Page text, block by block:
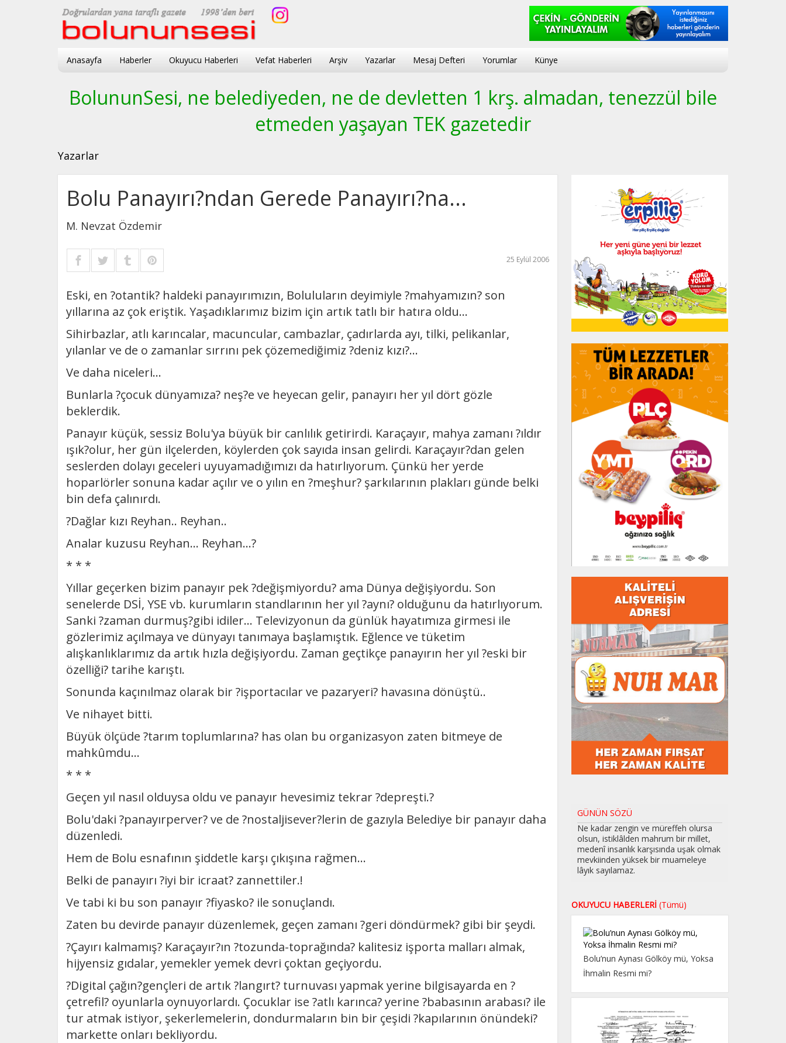
Anasayfa Haberler Okuyucu Haberleri Vefat Haberleri Arşiv Yazarlar Mesaj Defteri Yorumlar Künye
BolununSesi, ne belediyeden, ne de devletten 1 krş. almadan, tenezzül bile
etmeden yaşayan TEK gazetedir
Yazarlar
Bolu Panayırı?ndan Gerede Panayırı?na...
M. Nevzat Özdemir
25 Eylül 2006
Eski, en ?otantik? haldeki panayırımızın, Boluluların deyimiyle ?mahyamızın? son
yıllarına az çok eriştik. Yaşadıklarımız bizim için artık tatlı bir hatıra oldu...
Sihirbazlar, atlı karıncalar, macuncular, cambazlar, çadırlarda ayı, tilki, pelikanlar,
yılanlar ve de o zamanlar sırrını pek çözemediğimiz ?deniz kızı?...
Ve daha niceleri...
Bunlarla ?çocuk dünyamıza? neş?e ve heyecan gelir, panayırı her yıl dört gözle
beklerdik.
Panayır küçük, sessiz Bolu'ya büyük bir canlılık getirirdi. Karaçayır, mahya zamanı ?ıldır
ışık?olur, her gün ilçelerden, köylerden çok sayıda insan gelirdi. Karaçayır?dan gelen
seslerden dolayı geceleri uyuyamadığımızı da hatırlıyorum. Çünkü her yerde
hoparlörler sonuna kadar açılır ve o yılın en ?meşhur? şarkılarının plakları günde belki
bin defa çalınırdı.
?Dağlar kızı Reyhan.. Reyhan..
Analar kuzusu Reyhan... Reyhan...?
* * *
Yıllar geçerken bizim panayır pek ?değişmiyordu? ama Dünya değişiyordu. Son
senelerde DSİ, YSE vb. kurumların standlarının her yıl ?aynı? olduğunu da hatırlıyorum.
Sanki ?zaman durmuş?gibi idiler... Televizyonun da günlük hayatımıza girmesi ile
gözlerimiz açılmaya ve dünyayı tanımaya başlamıştık. Eğlence ve tüketim
alışkanlıklarımız da artık hızla değişiyordu. Zaman geçtikçe panayırın her yıl ?eski bir
özelliği? tarihe karıştı.
Sonunda kaçınılmaz olarak bir ?işportacılar ve pazaryeri? havasına dönüştü..
Ve nihayet bitti.
Büyük ölçüde ?tarım toplumlarına? has olan bu organizasyon zaten bitmeye de
mahkûmdu...
* * *
Geçen yıl nasıl olduysa oldu ve panayır hevesimiz tekrar ?depreşti.?
Bolu'daki ?panayırperver? ve de ?nostaljisever?lerin de gazıyla Belediye bir panayır daha
düzenledi.
Hem de Bolu esnafının şiddetle karşı çıkışına rağmen...
Belki de panayırı ?iyi bir icraat? zannettiler.!
Ve tabi ki bu son panayır ?fiyasko? ile sonuçlandı.
Zaten bu devirde panayır düzenlemek, geçen zamanı ?geri döndürmek? gibi bir şeydi.
?Çayırı kalmamış? Karaçayır?ın ?tozunda-toprağında? kalitesiz işporta malları almak,
hijyensiz gıdalar, yemekler yemek devri çoktan geçiyordu.
?Digital çağın?gençleri de artık ?langırt? turnuvası yapmak yerine bilgisayarda en ?
çetrefil? oyunlarla oynuyorlardı. Çocuklar ise ?atlı karınca? yerine ?babasının arabası? ile
tur atmak istiyor, şekerlemelerin, dondurmaların bin bir çeşidi ?kapılarının önündeki?
markette onları bekliyordu.
GÜNÜN SÖZÜ
Ne kadar zengin ve müreffeh olursa
olsun, istiklâlden mahrum bir millet,
medenî insanlık karşısında uşak olmak
mevkiinden yüksek bir muameleye
lâyık sayılamaz.
OKUYUCU HABERLERİ (Tümü)
Bolu’nun Aynası Gölköy mü, Yoksa
İhmalin Resmi mi?